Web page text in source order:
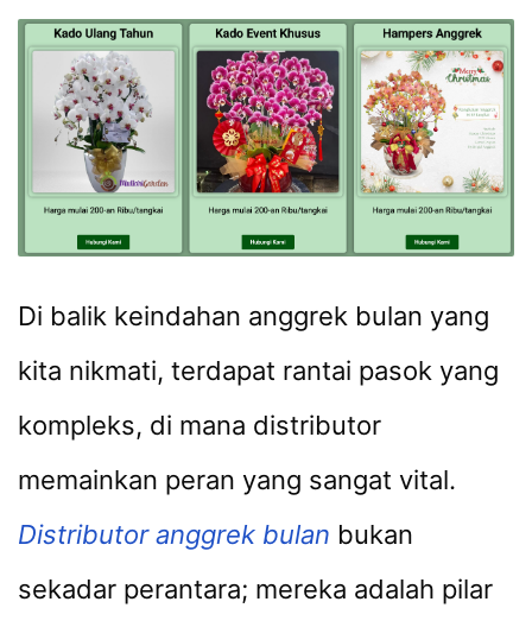
Di balik keindahan anggrek bulan yang
kita nikmati, terdapat rantai pasok yang
kompleks, di mana distributor
memainkan peran yang sangat vital.
Distributor anggrek bulan bukan
sekadar perantara; mereka adalah pilar